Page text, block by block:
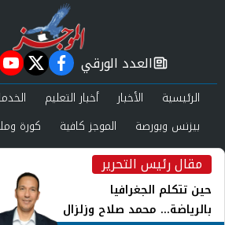
مقال رئيس التحرير
حين تتكلم الجغرافيا
بالرياضة... محمد صلاح وزلزال
newspaper
العدد الورقي facebook
الرئيسية الأخبار أخبار التعليم
بيزنس وبورصة
الموجز كافية كورة
صحة وجمال
عرب وعالم حوادث
العدد الورقي
من نحن
سياسة الخصوصية